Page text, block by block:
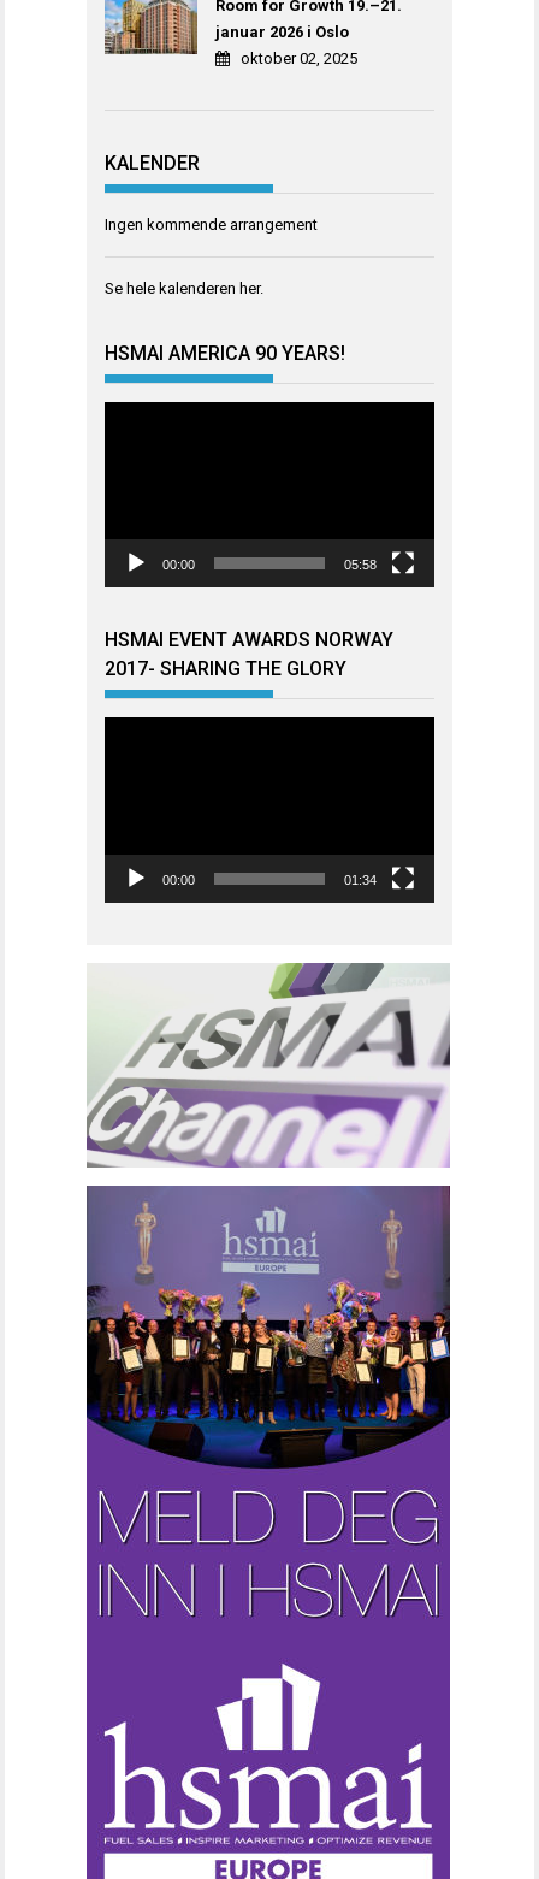
Room for Growth 19.–21.
januar 2026 i Oslo
oktober 02, 2025
KALENDER
Ingen kommende arrangement
Se hele kalenderen her.
HSMAI AMERICA 90 YEARS!
00:00 05:58
HSMAI EVENT AWARDS NORWAY
2017- SHARING THE GLORY
00:00 01:34